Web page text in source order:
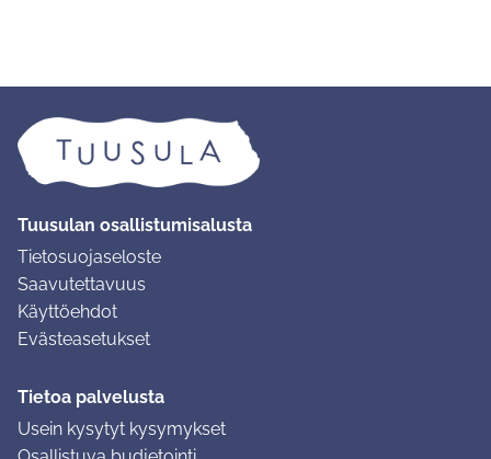
Tuusulan osallistumisalusta
Tietosuojaseloste
Saavutettavuus
Käyttöehdot
Evästeasetukset
Tietoa palvelusta
Usein kysytyt kysymykset